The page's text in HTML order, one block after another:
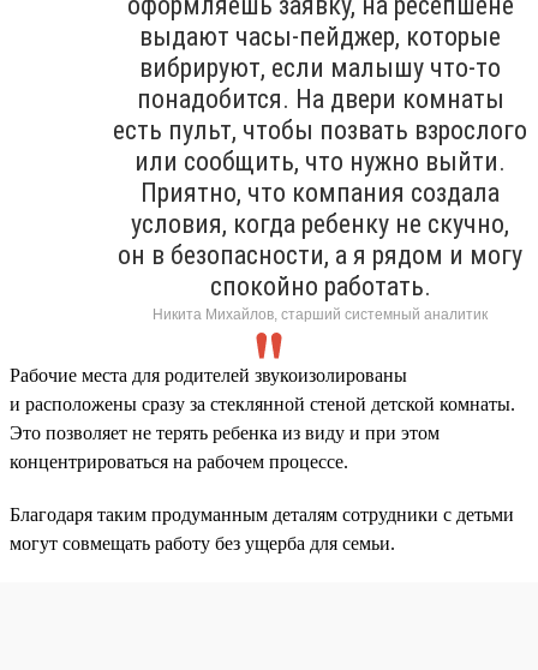
выдают часы-пейджер, которые
вибрируют, если малышу что-то
понадобится. На двери комнаты
есть пульт, чтобы позвать взрослого
или сообщить, что нужно выйти.
Приятно, что компания создала
условия, когда ребенку не скучно,
он в безопасности, а я рядом и могу
спокойно работать.
Никита Михайлов, старший системный аналитик
Рабочие места для родителей звукоизолированы
и расположены сразу за стеклянной стеной детской комнаты.
Это позволяет не терять ребенка из виду и при этом
концентрироваться на рабочем процессе.
Благодаря таким продуманным деталям сотрудники с детьми
могут совмещать работу без ущерба для семьи.